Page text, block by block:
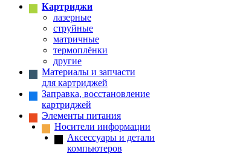
Картриджи
лазерные
струйные
матричные
термоплёнки
другие
Материалы и запчасти
для картриджей
Заправка, восстановление
картриджей
Элементы питания
Носители информации
Аксессуары и детали
компьютеров